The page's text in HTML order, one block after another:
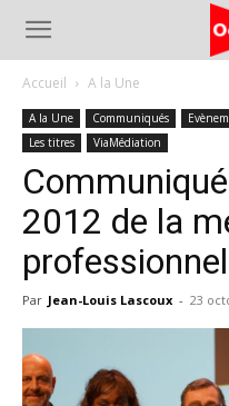
Accueil A la Une
A la Une Communiqués
Les titres
ViaMédiation
2012 de la
Par Jean-Louis Lascoux - 23